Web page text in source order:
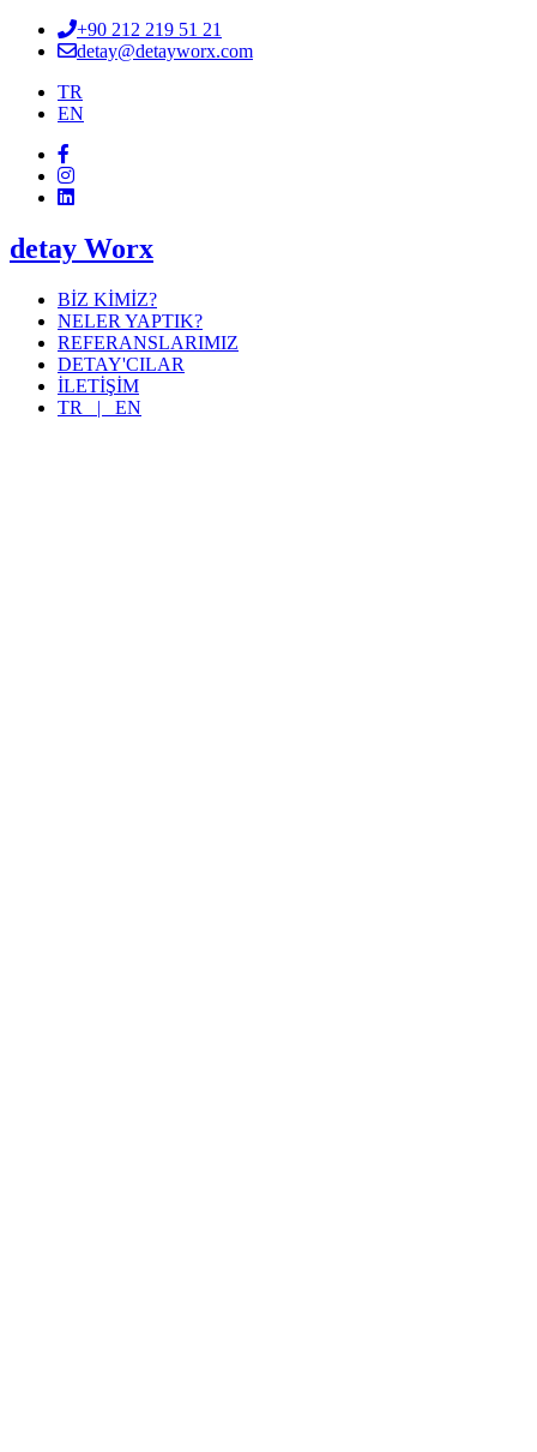
+90 212 219 51 21
detay@detayworx.com
TR
EN
detay Worx
BİZ KİMİZ?
NELER YAPTIK?
REFERANSLARIMIZ
DETAY'CILAR
İLETİŞİM
TR | EN